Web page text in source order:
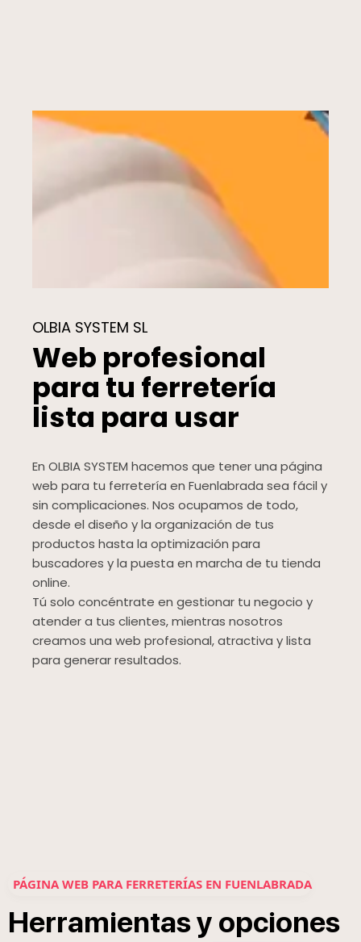
OLBIA SYSTEM SL
Web profesional
para tu ferretería
lista para usar
En OLBIA SYSTEM hacemos que tener una página
web para tu ferretería en Fuenlabrada sea fácil y
sin complicaciones. Nos ocupamos de todo,
desde el diseño y la organización de tus
productos hasta la optimización para
buscadores y la puesta en marcha de tu tienda
online.
Tú solo concéntrate en gestionar tu negocio y
atender a tus clientes, mientras nosotros
creamos una web profesional, atractiva y lista
para generar resultados.
PÁGINA WEB PARA FERRETERÍAS EN FUENLABRADA
Herramientasy opciones